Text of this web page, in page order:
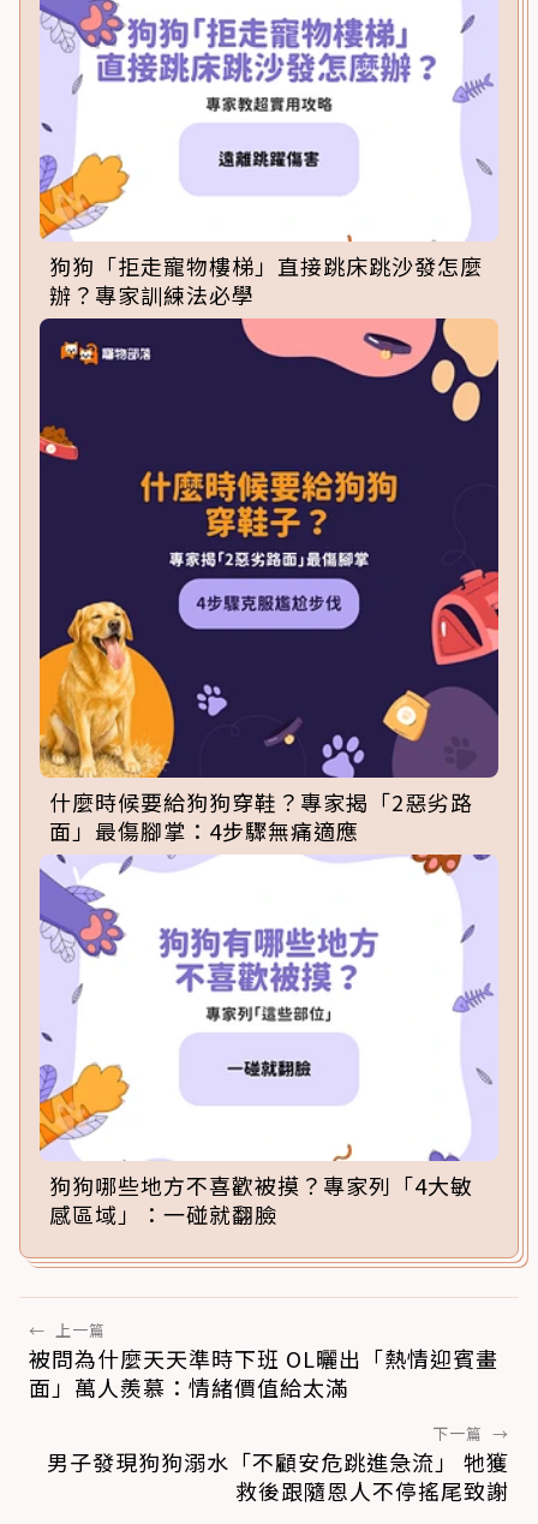
狗狗「拒走寵物樓梯」直接跳床跳沙發怎麼
辦？專家訓練法必學
什麼時候要給狗狗穿鞋？專家揭「2惡劣路
面」最傷腳掌：4步驟無痛適應
狗狗哪些地方不喜歡被摸？專家列「4大敏
感區域」：一碰就翻臉
← 上一篇
被問為什麼天天準時下班 OL曬出「熱情迎賓畫
面」萬人羨慕：情緒價值給太滿
下一篇 →
男子發現狗狗溺水「不顧安危跳進急流」 牠獲
救後跟隨恩人不停搖尾致謝